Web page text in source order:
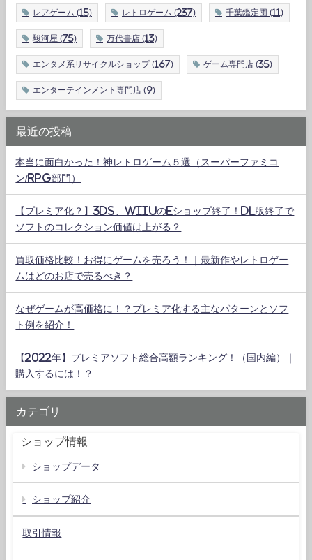
レアゲーム (15) レトロゲーム (237) 千葉鑑定団 (11)
駿河屋 (75) 万代書店 (13)
エンタメ系リサイクルショップ (167) ゲーム専門店 (35)
エンターテインメント専門店 (9)
最近の投稿
本当に面白かった！神レトロゲーム５選（スーパーファミコ
ン/RPG部門）
【プレミア化？】3DS、WiiUのeショップ終了！DL版終了で
ソフトのコレクション価値は上がる？
買取価格比較！お得にゲームを売ろう！｜最新作やレトロゲー
ムはどのお店で売るべき？
なぜゲームが高価格に！？プレミア化する主なパターンとソフ
ト例を紹介！
【2022年】プレミアソフト総合高額ランキング！（国内編）｜
購入するには！？
カテゴリ
ショップ情報
ショップデータ
ショップ紹介
取引情報